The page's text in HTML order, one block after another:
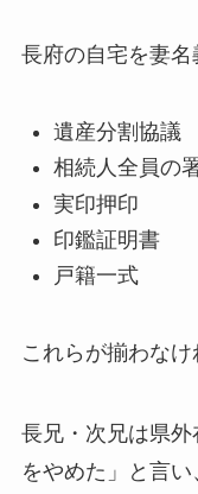
長府の自宅を妻名
遺産分割協議
相続人全員の
実印押印
印鑑証明書
戸籍一式
これらが揃わなけ
長兄・次兄は県
をやめた」と言い